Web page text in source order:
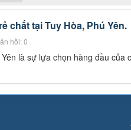
chất tại Tuy Hòa, Phú Yên.
hồi: 0
là sự lựa chọn hàng đầu